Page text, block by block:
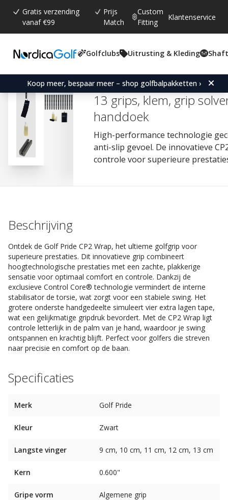
Gratis verzending
vanaf €99
Prijs
Match
Custom
Fitting
Klantenservice
Golfclubs Uitrusting & Kleding
Koop meer, bespaar meer – shop golfbalpakketten ›
Gemiddelde beoordeling:
4.8 (aantal stemmen:
184)
Golf Pride CP2 Wrap
13 grips, klem, grip
handdoek
High-performance technologie
anti-slip gevoel. De innovatieve
controle voor superieure
Beschrijving
Ontdek de Golf Pride CP2 Wrap, het ultieme golfgrip voor
superieure prestaties. Dit innovatieve grip combineert
hoogtechnologische prestaties met een zachte, plakkerige
sensatie voor optimaal comfort en controle. Dankzij de
exclusieve Control Core® technologie vermindert de interne
stabilisator de torsie, wat zorgt voor een stabiele swing. Het
grotere onderste handgedeelte simuleert vier extra lagen tape,
wat een gelijkmatige gripdruk bevordert. Met de CP2 Wrap ligt
controle letterlijk in de palm van je hand, waardoor je swing
ontspannen en krachtig blijft. Perfect voor golfers die streven
naar precisie en comfort op de baan.
Specificaties
Merk Golf Pride
Kleur Zwart
Langste vinger 9 cm, 10 cm, 11 cm, 12 cm, 13 cm
Kern 0.600"
Gripe vorm Algemene grip